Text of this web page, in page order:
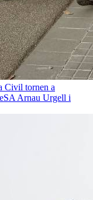
Civil tornen a
Arnau Urgell i